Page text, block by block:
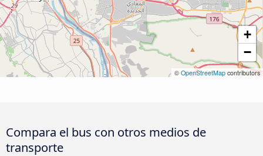
+
−
© OpenStreetMap contributors
Compara el bus con otros medios de
transporte